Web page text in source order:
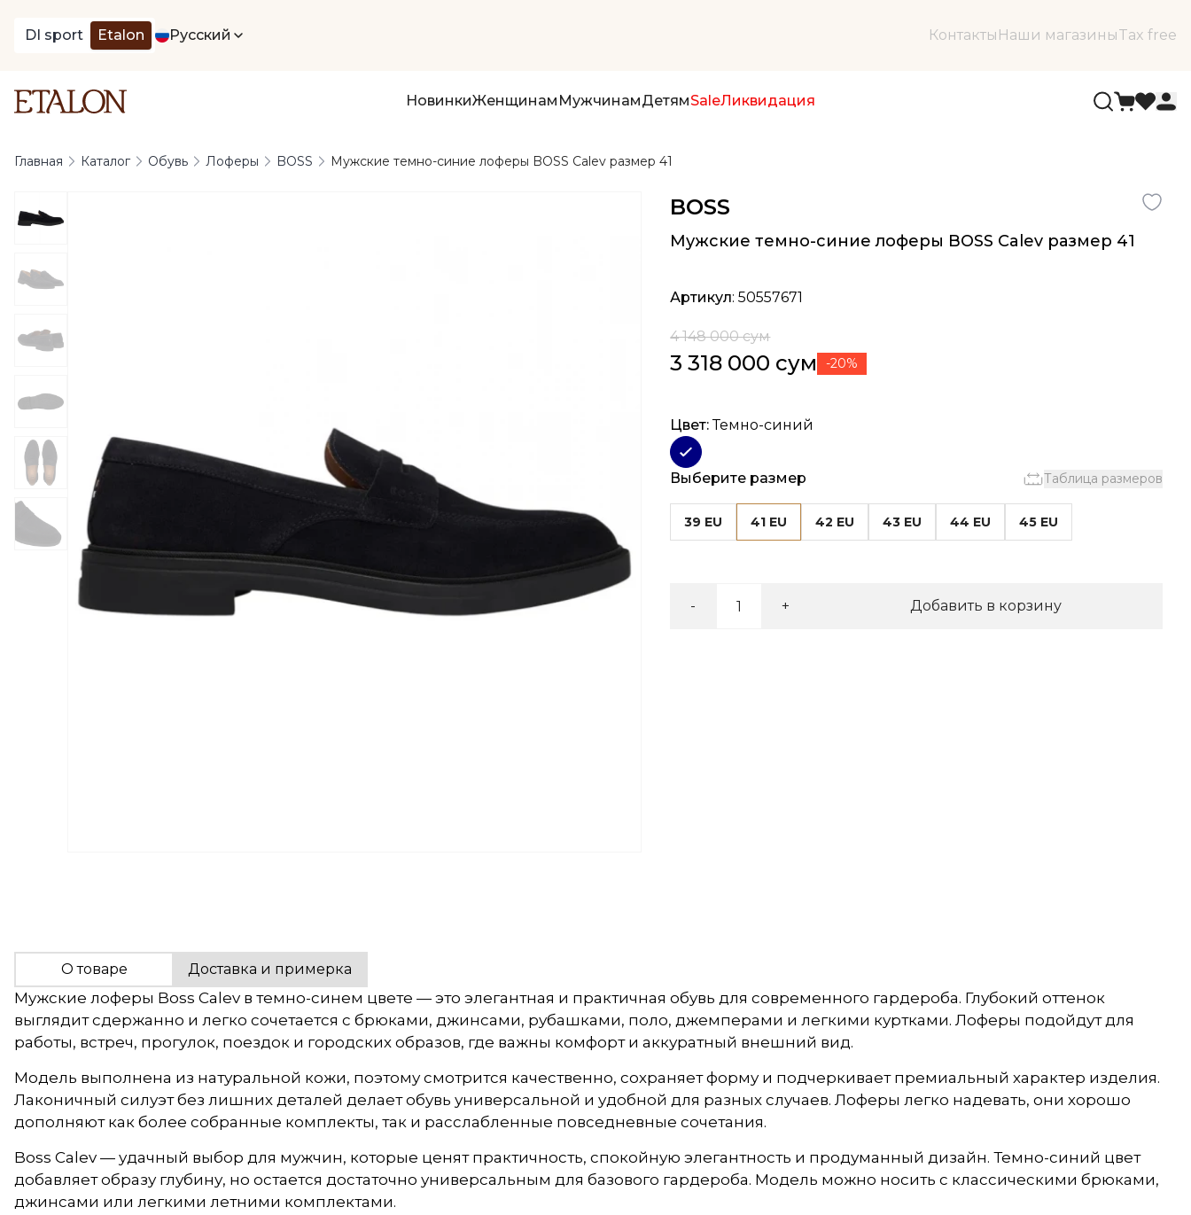
DI sport Etalon Русский Контакты Наши магазиныTax free
НовинкиЖенщинам МужчинамДетямSaleЛиквидация
Главная Каталог Обувь Лоферы BOSS Мужские темно-синие лоферы BOSS Calev размер 41
BOSS
Мужские темно-синие лоферы BOSS Calev размер 41
Артикул: 50557671
4 148 000 сум
3 318 000 сум -20%
Цвет:Темно-синий
Выберите размер Таблица размеров
39 EU 41 EU 42 EU 43 EU 44 EU 45 EU
- + Добавить в корзину
О товаре Доставка и примерка
Мужские лоферы Boss Calev в темно-синем цвете — это элегантная и практичная обувь для современного гардероба. Глубокий оттенок
выглядит сдержанно и легко сочетается с брюками, джинсами, рубашками, поло, джемперами и легкими куртками. Лоферы подойдут для
работы, встреч, прогулок, поездок и городских образов, где важны комфорт и аккуратный внешний вид.
Модель выполнена из натуральной кожи, поэтому смотрится качественно, сохраняет форму и подчеркивает премиальный характер изделия.
Лаконичный силуэт без лишних деталей делает обувь универсальной и удобной для разных случаев. Лоферы легко надевать, они хорошо
дополняют как более собранные комплекты, так и расслабленные повседневные сочетания.
Boss Calev — удачный выбор для мужчин, которые ценят практичность, спокойную элегантность и продуманный дизайн. Темно-синий цвет
добавляет образу глубину, но остается достаточно универсальным для базового гардероба. Модель можно носить с классическими брюками,
джинсами или легкими летними комплектами.